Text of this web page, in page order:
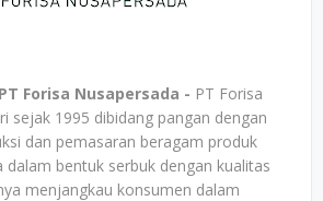
Forisa Nusapersada - PT Forisa
sejak 1995 dibidang pangan dengan
dan pemasaran beragam produk
bentuk serbuk dengan kualitas
menjangkau konsumen dalam